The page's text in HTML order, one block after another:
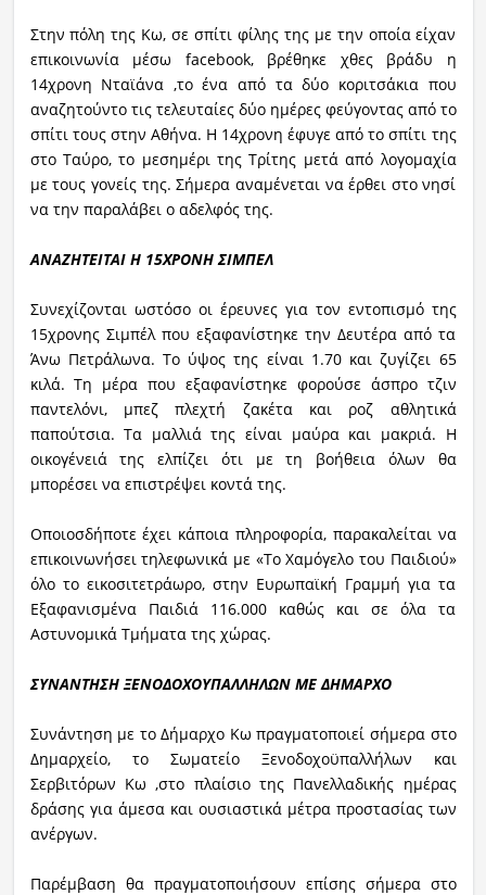
Στην πόλη της Κω, σε σπίτι φίλης της με την οποία είχαν
επικοινωνία μέσω facebook, βρέθηκε χθες βράδυ η
14χρονη Νταϊάνα ,το ένα από τα δύο κοριτσάκια που
αναζητούντο τις τελευταίες δύο ημέρες φεύγοντας από το
σπίτι τους στην Αθήνα. Η 14χρονη έφυγε από το σπίτι της
στο Ταύρο, το μεσημέρι της Τρίτης μετά από λογομαχία
με τους γονείς της. Σήμερα αναμένεται να έρθει στο νησί
να την παραλάβει ο αδελφός της.
ΑΝΑΖΗΤΕΙΤΑΙ Η 15ΧΡΟΝΗ ΣΙΜΠΕΛ
Συνεχίζονται ωστόσο οι έρευνες για τον εντοπισμό της
15χρονης Σιμπέλ που εξαφανίστηκε την Δευτέρα από τα
Άνω Πετράλωνα. Το ύψος της είναι 1.70 και ζυγίζει 65
κιλά. Τη μέρα που εξαφανίστηκε φορούσε άσπρο τζιν
παντελόνι, μπεζ πλεχτή ζακέτα και ροζ αθλητικά
παπούτσια. Τα μαλλιά της είναι μαύρα και μακριά. Η
οικογένειά της ελπίζει ότι με τη βοήθεια όλων θα
μπορέσει να επιστρέψει κοντά της.
Οποιοσδήποτε έχει κάποια πληροφορία, παρακαλείται να
επικοινωνήσει τηλεφωνικά με «Το Χαμόγελο του Παιδιού»
όλο το εικοσιτετράωρο, στην Ευρωπαϊκή Γραμμή για τα
Εξαφανισμένα Παιδιά 116.000 καθώς και σε όλα τα
Αστυνομικά Τμήματα της χώρας.
ΣΥΝΑΝΤΗΣΗ ΞΕΝΟΔΟΧΟΥΠΑΛΛΗΛΩΝ ΜΕ ΔΗΜΑΡΧΟ
Συνάντηση με το Δήμαρχο Κω πραγματοποιεί σήμερα στο
Δημαρχείο, το Σωματείο Ξενοδοχοϋπαλλήλων και
Σερβιτόρων Κω ,στο πλαίσιο της Πανελλαδικής ημέρας
δράσης για άμεσα και ουσιαστικά μέτρα προστασίας των
ανέργων.
Παρέμβαση θα πραγματοποιήσουν επίσης σήμερα στο